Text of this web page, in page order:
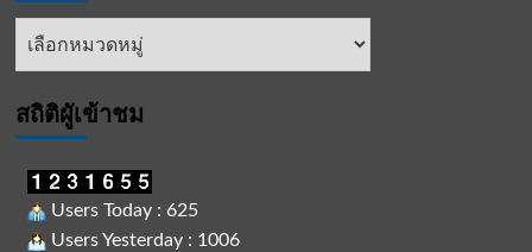
หัวข้อ
สถิติผูัเข้าชม
Users Today : 625
Users Yesterday : 1006